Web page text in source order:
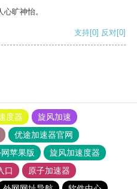
旷神怡。
支持[0] 反对[0]
度器
旋风加速
优途加速器官网
苹果版
旋风加速度器
口
原子加速器